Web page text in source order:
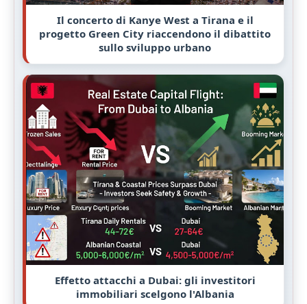
Il concerto di Kanye West a Tirana e il
progetto Green City riaccendono il dibattito
sullo sviluppo urbano
Effetto attacchi a Dubai: gli investitori
immobiliari scelgono l'Albania